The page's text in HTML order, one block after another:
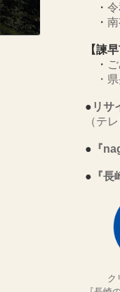
・
・
【諫早
・
・
● リサ
（テ
● 『
● 『
ク